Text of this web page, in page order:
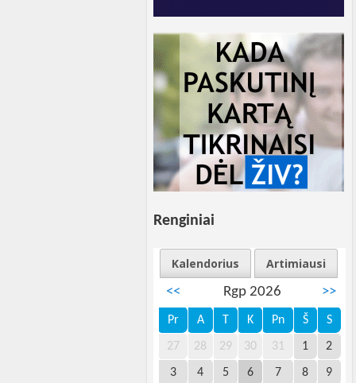
Renginiai
Kalendorius
Artimiausi
<<
Rgp 2026 >>
Pr A T K Pn Š S
27 28 29 30 31 1 2
3 4 5 6 7 8 9